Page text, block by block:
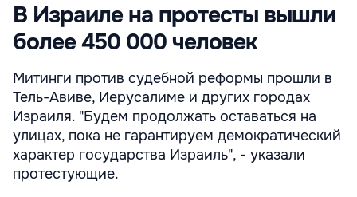
В Израиле на протесты вышли
более 450 000 человек
Митинги против судебной реформы прошли в
Тель-Авиве, Иерусалиме и других городах
Израиля. "Будем продолжать оставаться на
улицах, пока не гарантируем демократический
характер государства Израиль", - указали
протестующие.